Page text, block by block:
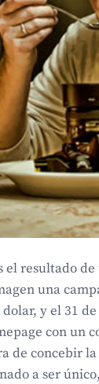
el resultado
una
y el 31
con un
de concebir
a ser